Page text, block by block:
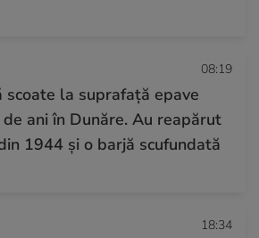
08:19
scoate la suprafață epave
de ani în Dunăre. Au reapărut
1944 și o barjă scufundată
18:34